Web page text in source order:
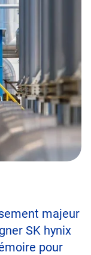
majeur
SK hynix
pour